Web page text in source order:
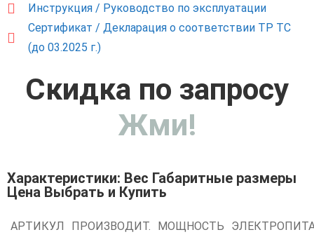
Инструкция / Руководство по эксплуатации
Сертификат / Декларация о соответствии ТР ТС
(до 03.2025 г.)
Скидка по запросу
Жми!
Характеристики: Вес Габаритные размеры
Цена Выбрать и Купить
АРТИКУЛ ПРОИЗВОДИТ. МОЩНОСТЬ